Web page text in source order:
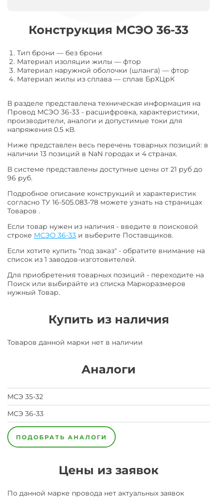
Конструкция МСЭО 36-33
Тип брони — без брони
Материал изоляции жилы — фтор
Материал наружной оболочки (шланга) — фтор
Материал жилы из сплава — сплав БрХЦрК
В разделе представлена техническая информация на
Провод МСЭО 36-33 - расшифровка, характеристики,
производители, аналоги и допустимые токи для
напряжения 0.5 кВ.
Ниже представлен весь перечень товарных позиций: в
наличии 13 позиций в NaN городах и 4 странах.
В системе представлены доступные цены от 21 руб до
96 руб.
Подробное описание конструкций и характеристик
согласно ТУ 16-505.083-78 можете узнать на страницах
Товаров .
Если товар нужен из наличия - введите в поисковой
строке МСЭО 36-33 и выберите Поставщиков.
Если хотите купить "под заказ" - обратите внимание на
список из 1 заводов-изготовителей.
Для приобретения товарных позиций - переходите на
Поиск или выбирайте из списка Маркоразмеров
нужный Товар.
Купить из наличия
Товаров данной марки нет в наличии
Аналоги
МСЭ 35-32
МСЭ 36-33
ПОДОБРАТЬ АНАЛОГИ
Цены из заявок
По данной марке провода нет актуальных заявок